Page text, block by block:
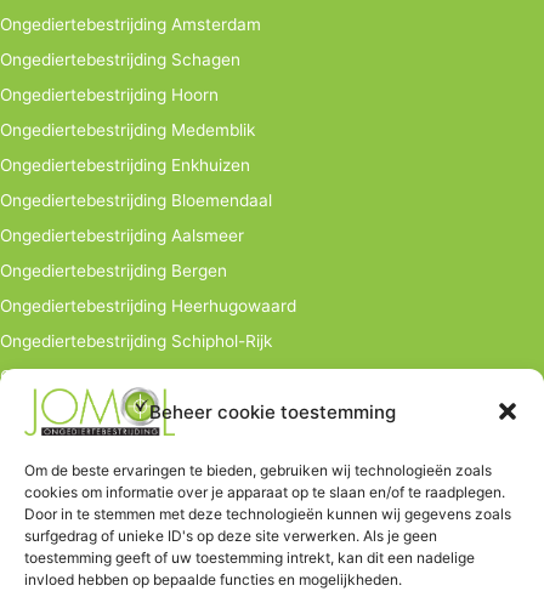
Beheer cookie toestemming
Om de beste ervaringen te bieden, gebruiken wij technologieën zoals
cookies om informatie over je apparaat op te slaan en/of te raadplegen.
Door in te stemmen met deze technologieën kunnen wij gegevens zoals
surfgedrag of unieke ID's op deze site verwerken. Als je geen
toestemming geeft of uw toestemming intrekt, kan dit een nadelige
invloed hebben op bepaalde functies en mogelijkheden.
Ongediertebestrijding Amsterdam
Ongediertebestrijding Schagen
Ongediertebestrijding Hoorn
Ongediertebestrijding Medemblik
Ongediertebestrijding Enkhuizen
Ongediertebestrijding Bloemendaal
Ongediertebestrijding Aalsmeer
Ongediertebestrijding Bergen
Ongediertebestrijding Heerhugowaard
Ongediertebestrijding Schiphol-Rijk
Ongediertebestrijding bedrijven
info@jomol.nl
Hauwerstraat 9
1671 EV Medemblik
Tel. 06-502 03 446